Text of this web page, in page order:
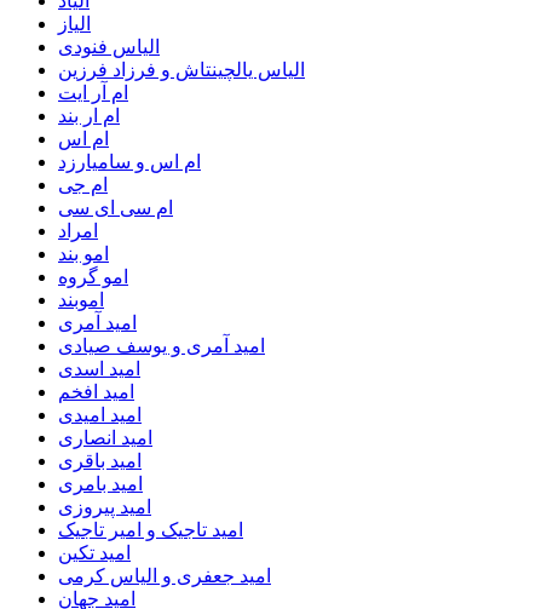
الیاز
الیاس فنودی
الیاس یالچینتاش و فرزاد فرزین
ام آر ایت
ام‌ ار بند
ام اس
ام اس و سامیارزد
ام جی
ام سی ای سی
امراد
امو بند
امو گروه
اموبند
امید آمری
امید آمری و یوسف صیادی
امید اسدی
امید افخم
امید امیدی
امید انصاری
امید باقری
امید بامری
امید پیروزی
امید تاجیک و امیر تاجیک
امید تکین
امید جعفری و الیاس کرمی
امید جهان